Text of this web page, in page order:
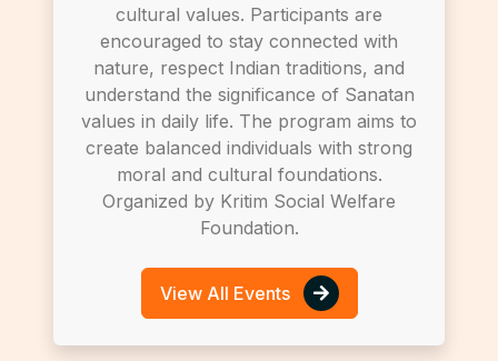
cultural values. Participants are
encouraged to stay connected with
nature, respect Indian traditions, and
understand the significance of Sanatan
values in daily life. The program aims to
create balanced individuals with strong
moral and cultural foundations.
Organized by Kritim Social Welfare
Foundation.
View All Events